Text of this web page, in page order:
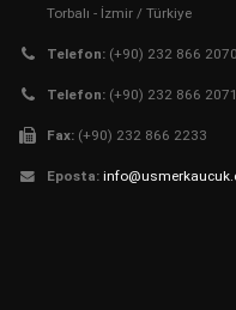
Torbalı - İzmir / Türkiye
Telefon: (+90) 232 866 2070
Telefon: (+90) 232 866 2071
Fax: (+90) 232 866 2233
Eposta: